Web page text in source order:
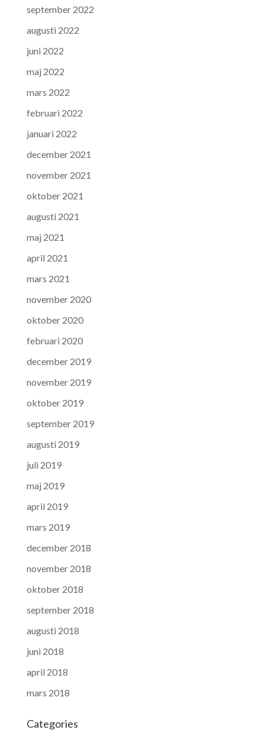
september 2022
augusti 2022
juni 2022
maj 2022
mars 2022
februari 2022
januari 2022
december 2021
november 2021
oktober 2021
augusti 2021
maj 2021
april 2021
mars 2021
november 2020
oktober 2020
februari 2020
december 2019
november 2019
oktober 2019
september 2019
augusti 2019
juli 2019
maj 2019
april 2019
mars 2019
december 2018
november 2018
oktober 2018
september 2018
augusti 2018
juni 2018
april 2018
mars 2018
Categories